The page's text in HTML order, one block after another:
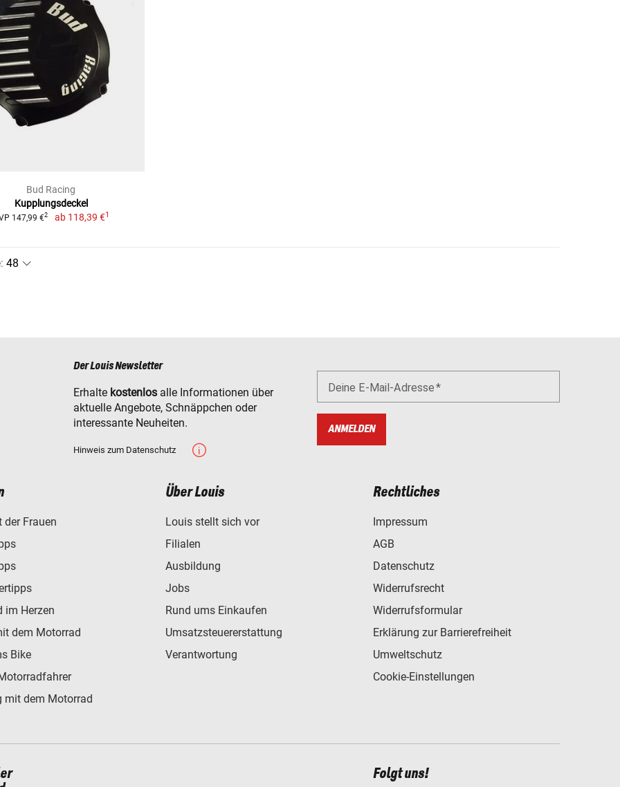
Bud Racing
Kupplungsdeckel
147,99 €2 ab 118,39 €1
:
Der Louis Newsletter
Erhalte kostenlos alle Informationen über
aktuelle Angebote, Schnäppchen oder
interessante Neuheiten.
Hinweis zum Datenschutz
Deine E-Mail-Adresse
ANMELDEN
der Frauen
im Herzen
dem Motorrad
Bike
mit dem Motorrad
Über Louis
Louis stellt sich vor
Filialen
Ausbildung
Jobs
Rund ums Einkaufen
Umsatzsteuererstattung
Verantwortung
Rechtliches
Impressum
AGB
Datenschutz
Widerrufsrecht
Widerrufsformular
Erklärung zur Barrierefreiheit
Umweltschutz
Cookie-Einstellungen
Folgt uns!